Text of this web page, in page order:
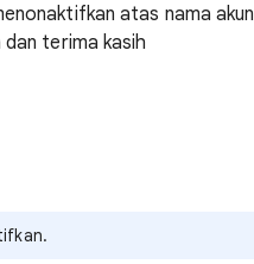
atas nama akun
dan terima kasih